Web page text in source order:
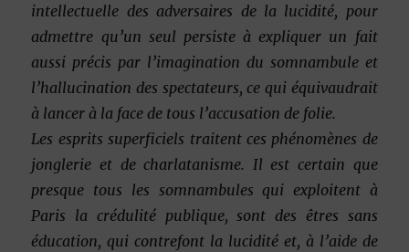
intellectuelle des adversaires de la lucidité, pour
admettre qu’un seul persiste à expliquer un fait
aussi précis par l’imagination du somnambule et
l’hallucination des spectateurs, ce qui équivaudrait
à lancer à la face de tous l’accusation de folie.
Les esprits superficiels traitent ces phénomènes de
jonglerie et de charlatanisme. Il est certain que
presque tous les somnambules qui exploitent à
Paris la crédulité publique, sont des êtres sans
éducation, qui contrefont la lucidité et, à l’aide de